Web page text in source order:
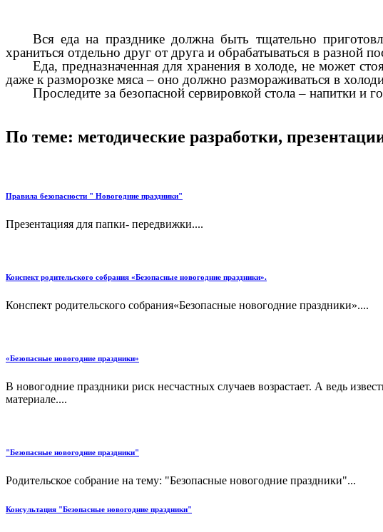
Вся еда на празднике должна быть тщательно
храниться отдельно друг от друга и обрабатываться в
Еда, предназначенная для хранения в холоде, не может
даже к разморозке мяса – оно должно размораживаться в
Проследите за безопасной сервировкой стола – напитки и
По теме: методические разработки,
Правила безопасности " Новогодние праздники"
Презентацияя для папки- передвижки....
Конспект родительского собрания «Безопасные новогодние праздники».
Конспект родительского собрания«Безопасные новогодние праздники»....
«Безопасные новогодние праздники»
В новогодние праздники риск несчастных случаев возрастает. А ведь
материале....
"Безопасные новогодние праздники"
Родительское собрание на тему: "Безопасные новогодние праздники"...
Консультация "Безопасные новогодние праздники"